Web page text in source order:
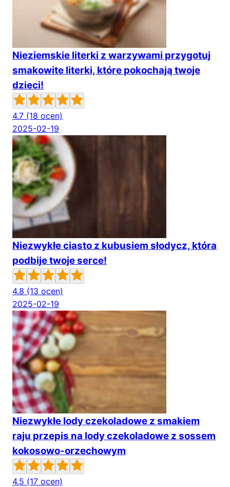
Nieziemskie literki z warzywami przygotuj
smakowite literki, które pokochają twoje
dzieci!
4.7 (18 ocen)
2025-02-19
Niezwykłe ciasto z kubusiem słodycz, która
podbije twoje serce!
4.8 (13 ocen)
2025-02-19
Niezwykłe lody czekoladowe z smakiem
raju przepis na lody czekoladowe z sossem
kokosowo-orzechowym
4.5 (17 ocen)